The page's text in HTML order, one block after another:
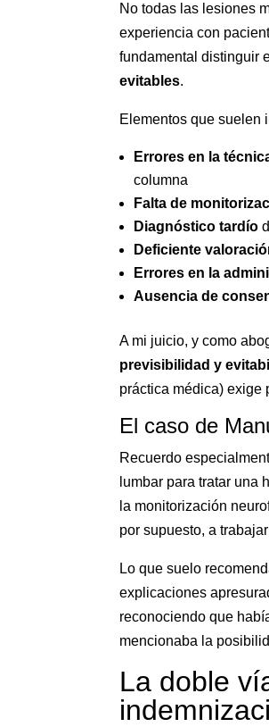
No todas las lesiones
experiencia con
fundamental distinguir
evitables.
Elementos que suelen
Errores en la
columna
Falta de
Diagnóstico tardío
Deficiente
Errores en la
Ausencia de
A mi juicio, y como
previsibilidad y
práctica médica) exige
El caso de
Recuerdo
lumbar para tratar
la monitorización
por supuesto, a
Lo que suelo
explicaciones
reconociendo que
mencionaba la
La doble